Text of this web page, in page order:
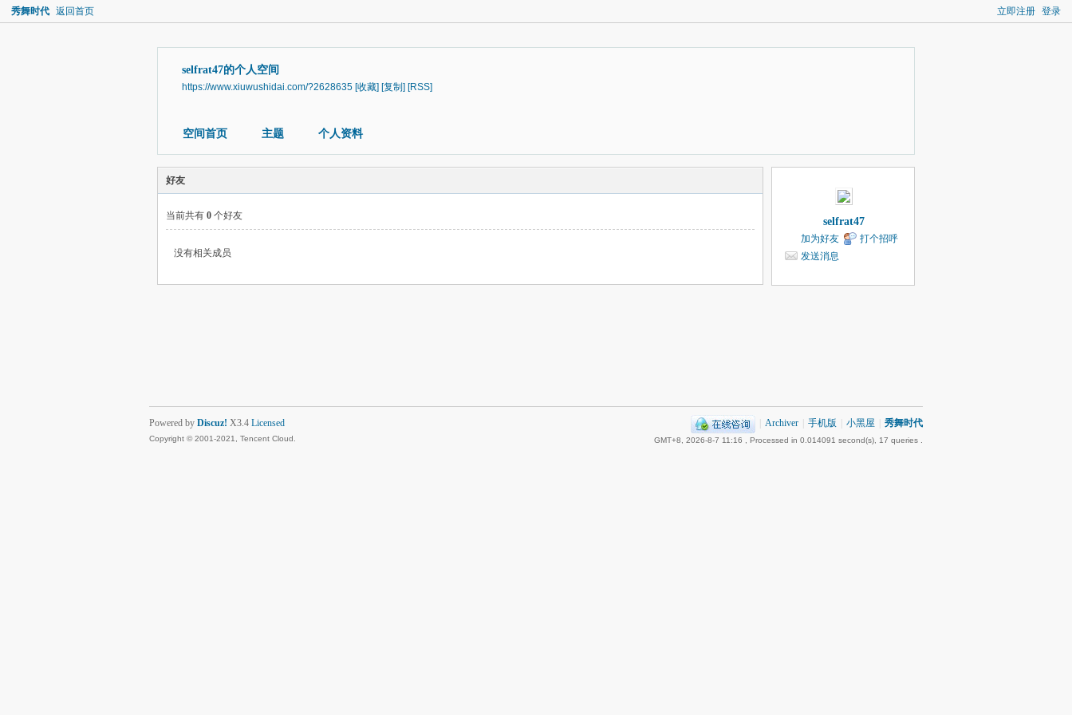
立即注册 登录
秀舞时代 返回首页
selfrat47的个人空间
https://www.xiuwushidai.com/?2628635 [收藏] [复制] [RSS]
空间首页 主题 个人资料
好友
当前共有 0 个好友
没有相关成员
selfrat47
加为好友
打个招呼
发送消息
Archiver 手机版 小黑屋 秀舞时代
GMT+8, 2026-8-7 11:16 , Processed in 0.014091 second(s), 17 queries .
Powered by Discuz! X3.4 Licensed
Copyright © 2001-2021, Tencent Cloud.